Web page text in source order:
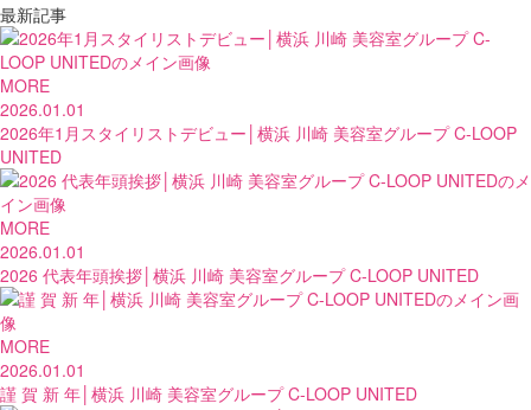
最新記事
MORE
2026.01.01
2026年1月スタイリストデビュー│横浜 川崎 美容室グループ C-LOOP
UNITED
MORE
2026.01.01
2026 代表年頭挨拶│横浜 川崎 美容室グループ C-LOOP UNITED
MORE
2026.01.01
謹 賀 新 年│横浜 川崎 美容室グループ C-LOOP UNITED